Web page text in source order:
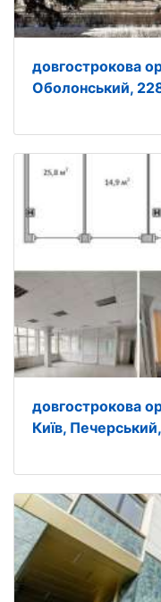
довгострокова
Оболонський,
довгострокова
Київ,